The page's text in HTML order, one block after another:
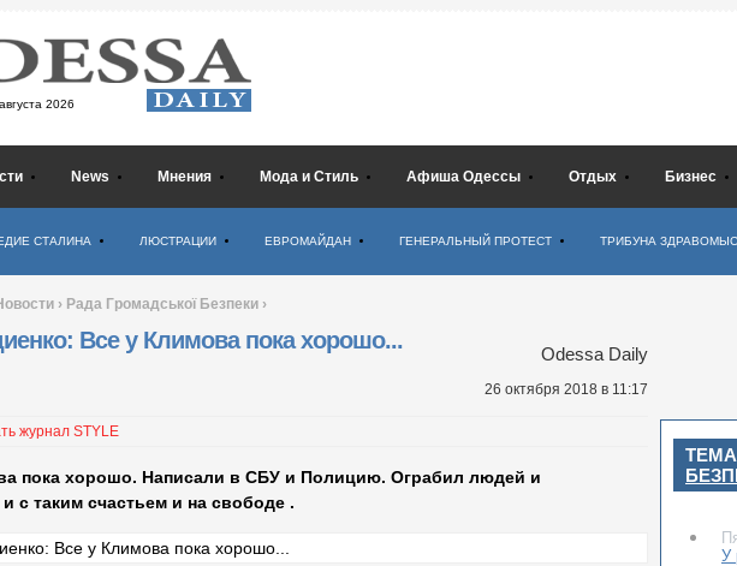
2026
News Мнения Мода и Стиль Афиша Одессы Отдых Бизнес
СТАЛИНА ЛЮСТРАЦИИ ЕВРОМАЙДАН ГЕНЕРАЛЬНЫЙ ПРОТЕСТ ТРИБУНА
› Рада Громадської Безпеки ›
Все у Климова пока хорошо...
Odessa Daily
26 октября 2018 в 11:17
журнал STYLE
пока хорошо. Написали в СБУ и Полицию. Ограбил людей и
и с таким счастьем и на свободе .
У